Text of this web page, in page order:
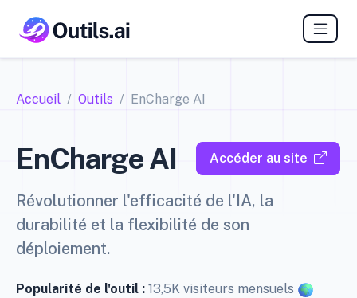
Accueil Outils EnCharge AI
EnCharge AI Accéder au site
Révolutionner l'efficacité de l'IA, la
durabilité et la flexibilité de son
déploiement.
Popularité de l'outil : 13,5K visiteurs mensuels